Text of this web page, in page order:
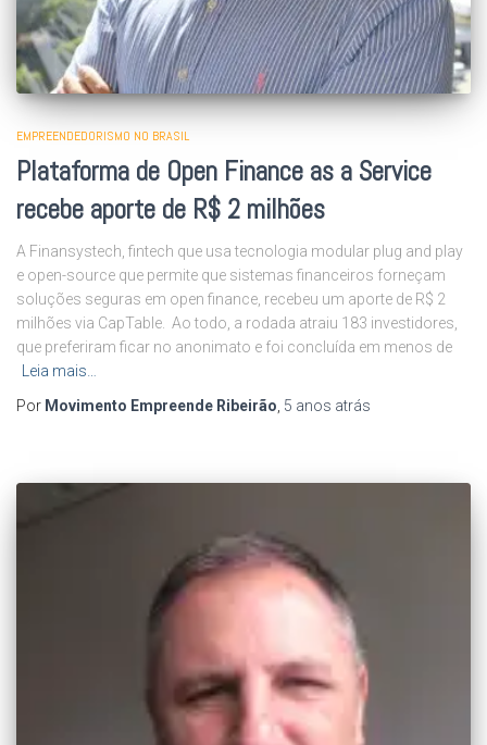
EMPREENDEDORISMO NO BRASIL
Plataforma de Open Finance as a Service
recebe aporte de R$ 2 milhões
A Finansystech, fintech que usa tecnologia modular plug and play
e open-source que permite que sistemas financeiros forneçam
soluções seguras em open finance, recebeu um aporte de R$ 2
milhões via CapTable. Ao todo, a rodada atraiu 183 investidores,
que preferiram ficar no anonimato e foi concluída em menos de
Leia mais…
Por Movimento Empreende Ribeirão 5 anos atrás